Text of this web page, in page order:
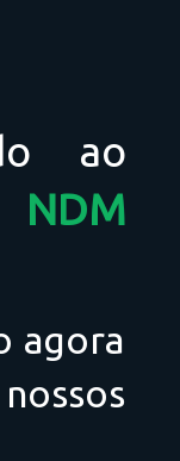
ao
agora